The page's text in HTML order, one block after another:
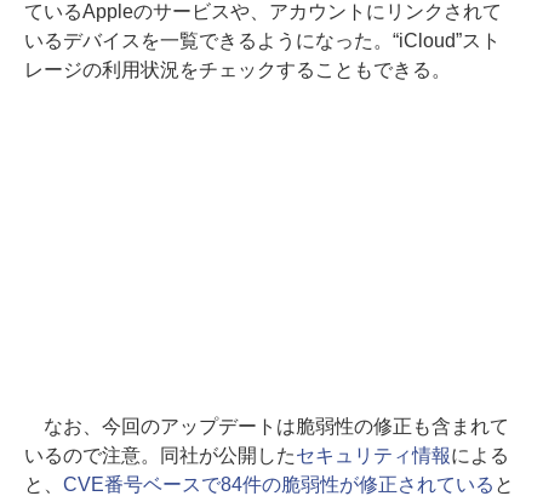
ているAppleのサービスや、アカウントにリンクされて
いるデバイスを一覧できるようになった。“iCloud”スト
レージの利用状況をチェックすることもできる。
なお、今回のアップデートは脆弱性の修正も含まれて
いるので注意。同社が公開したセキュリティ情報による
と、 CVE番号ベースで84件の脆弱性が修正されている と